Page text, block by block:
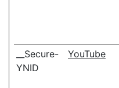
__Secure-
YNID
YouTube